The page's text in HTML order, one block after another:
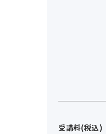
受講料(税込)